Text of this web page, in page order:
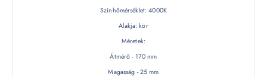
Színhőmérséklet: 4000K
Alakja: kör
Méretek:
Átmérő - 170 mm
Magasság - 25 mm